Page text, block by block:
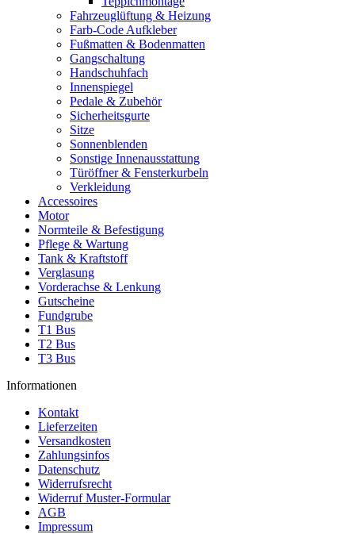
Fahrzeuglüftung & Heizung
Farb-Code Aufkleber
Fußmatten & Bodenmatten
Gangschaltung
Handschuhfach
Innenspiegel
Pedale & Zubehör
Sicherheitsgurte
Sitze
Sonnenblenden
Sonstige Innenausstattung
Türöffner & Fensterkurbeln
Verkleidung
Accessoires
Motor
Normteile & Befestigung
Pflege & Wartung
Tank & Kraftstoff
Verglasung
Vorderachse & Lenkung
Gutscheine
Fundgrube
T1 Bus
T2 Bus
T3 Bus
Informationen
Kontakt
Lieferzeiten
Versandkosten
Zahlungsinfos
Datenschutz
Widerrufsrecht
Widerruf Muster-Formular
AGB
Impressum